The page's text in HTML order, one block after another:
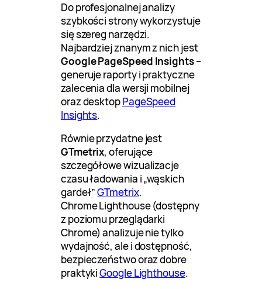
Do profesjonalnej analizy
szybkości strony wykorzystuje
się szereg narzędzi.
Najbardziej znanym z nich jest
Google PageSpeed Insights–
generuje raporty i praktyczne
zalecenia dla wersji mobilnej
oraz desktopPageSpeed
Insights.
Równie przydatne jest
GTmetrix, oferujące
szczegółowe wizualizacje
czasu ładowania i „wąskich
gardeł”GTmetrix.
Chrome Lighthouse (dostępny
z poziomu przeglądarki
Chrome) analizuje nie tylko
wydajność, ale i dostępność,
bezpieczeństwo oraz dobre
praktykiGoogle Lighthouse.